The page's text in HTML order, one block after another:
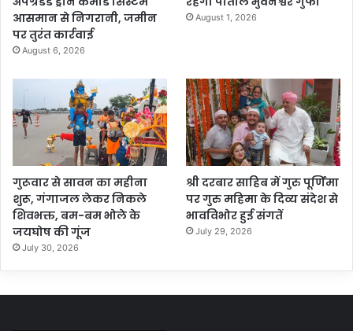
आसमान से निगरानी, जमीन
पर तुरंत कार्रवाई
August 6, 2026
August 1, 2026
गुरूवार से सावन का महीना
शुरू, गंगाजल लेकर निकले
शिवभक्त, बम-बम भोले के
जयघोष की गूंज
July 30, 2026
श्री दरबार साहिब में गुरु पूर्णिमा
पर गुरु महिमा के दिव्य संदेश से
भावविभोर हुई संगतें
July 29, 2026